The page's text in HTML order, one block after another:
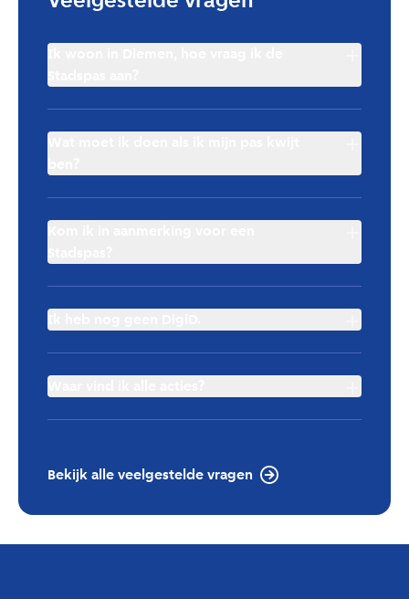
Facebook
Instagram
Bekijk alle veelgestelde vragen